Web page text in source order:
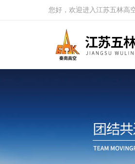
您好，欢迎进入江苏五林高